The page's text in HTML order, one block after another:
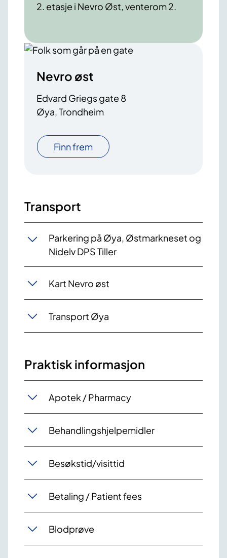
2. etasje i Nevro Øst, venterom 2.
Nevro øst
Edvard Griegs gate 8
Øya, Trondheim
Finn frem
Transport
Parkering på Øya, Østmarkneset og
Nidelv DPS Tiller
Kart Nevro øst
Transport Øya
Praktisk informasjon
Apotek / Pharmacy
Behandlingshjelpemidler
Besøkstid/visittid
Betaling / Patient fees
Blodprøve